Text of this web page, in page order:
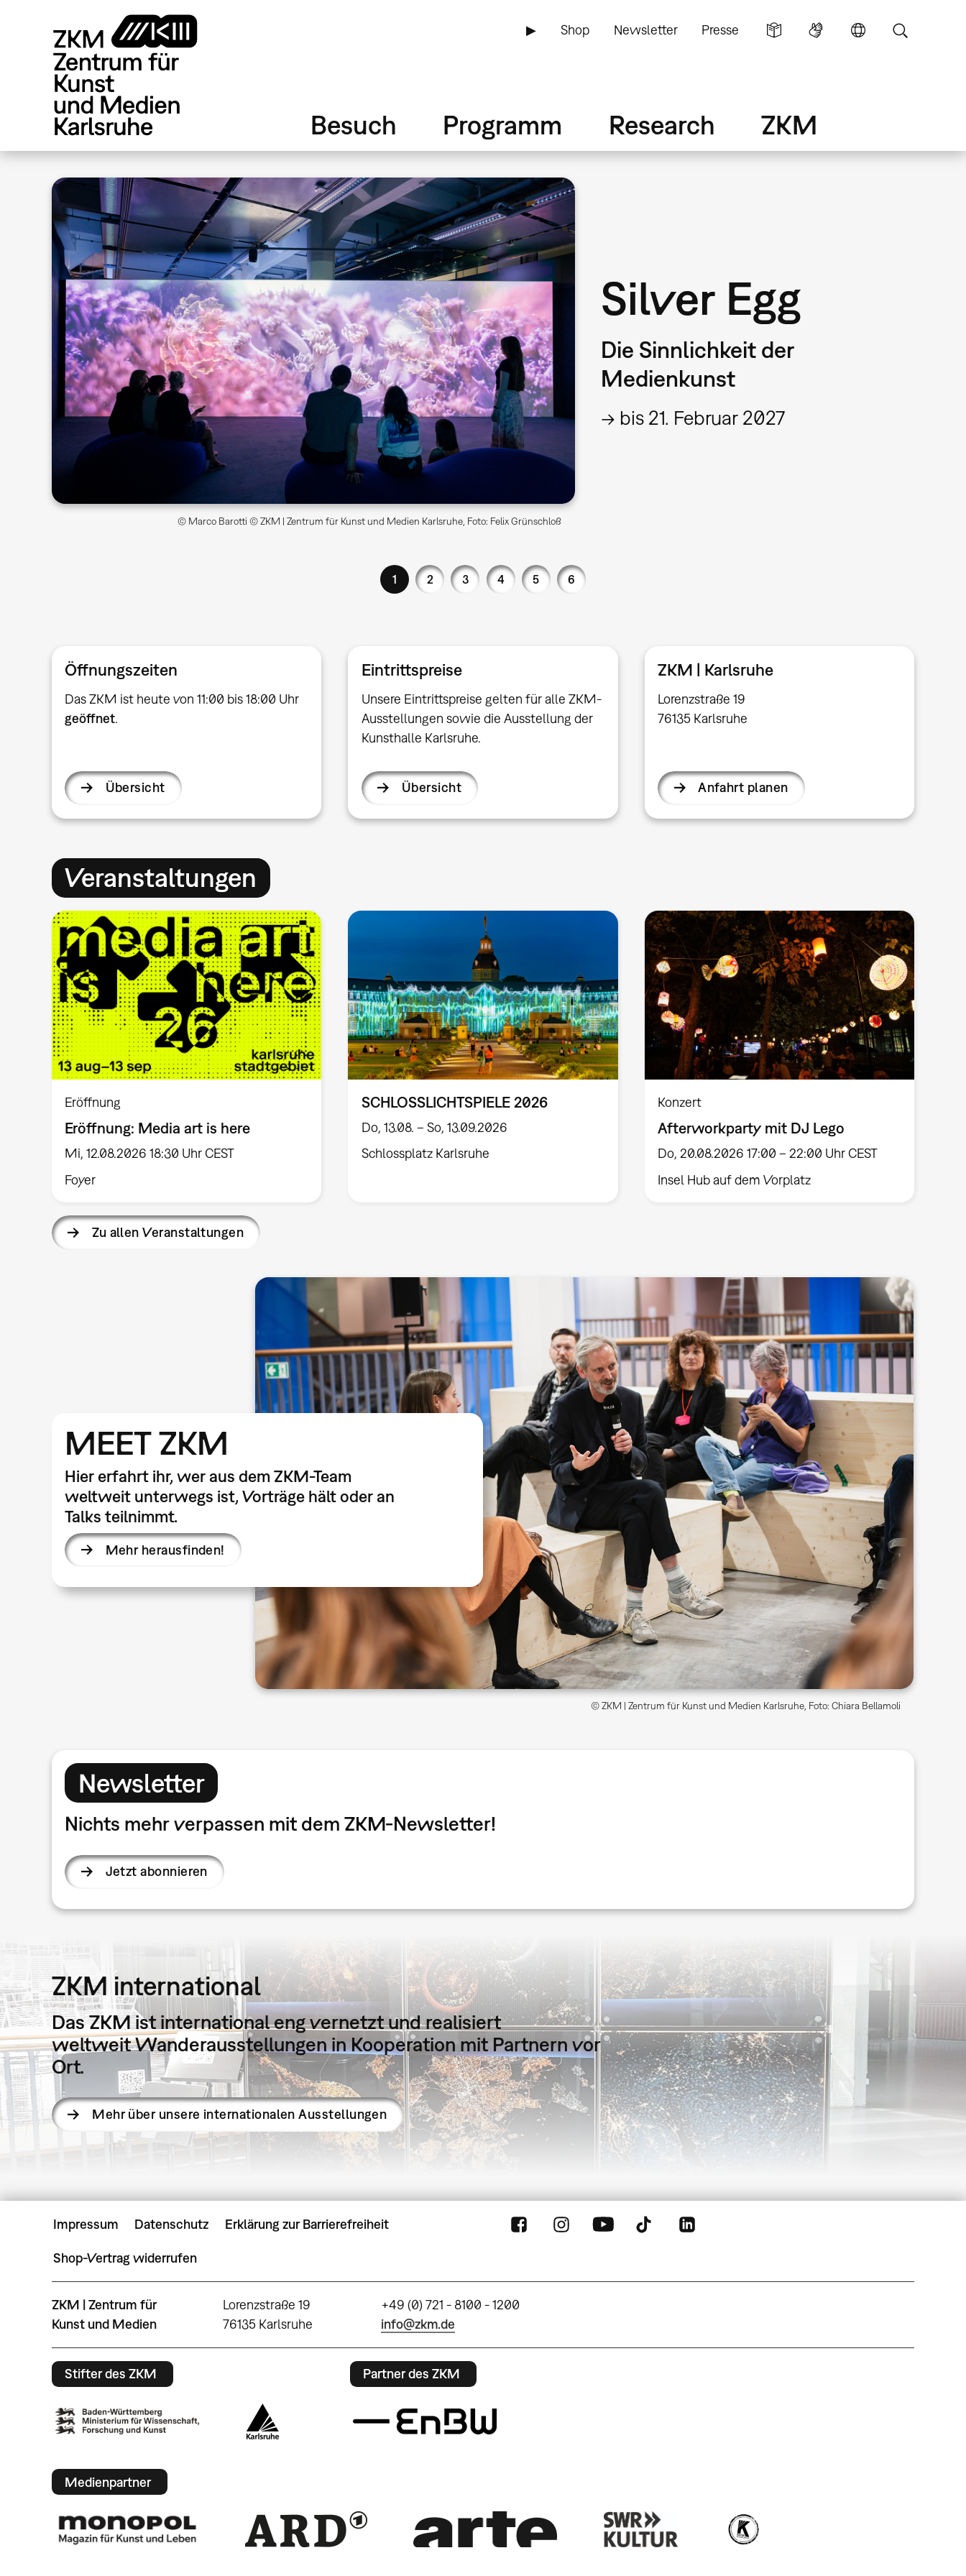
▶ Shop Newsletter Presse
Besuch Programm Research ZKM
© Marco Barotti © ZKM | Zentrum für Kunst und Medien Karlsruhe, Foto: Felix Grünschloß
Silver Egg
Die Sinnlichkeit der
Medienkunst
→ bis 21. Februar 2027
1 2 3 4 5 6
Öffnungszeiten
Das ZKM ist heute von 11:00 bis 18:00 Uhr
geöffnet.
Übersicht
Eintrittspreise
Unsere Eintrittspreise gelten für alle ZKM-
Ausstellungen sowie die Ausstellung der
Kunsthalle Karlsruhe.
Übersicht
ZKM | Karlsruhe
Lorenzstraße 19
76135 Karlsruhe
Anfahrt planen
Veranstaltungen
Eröffnung
Eröffnung: Media art is here
Mi, 12.08.2026 18:30 Uhr CEST
Foyer
SCHLOSSLICHTSPIELE 2026
Do, 13.08. – So, 13.09.2026
Schlossplatz Karlsruhe
Konzert
Afterworkparty mit DJ Lego
Do, 20.08.2026 17:00 – 22:00 Uhr CEST
Insel Hub auf dem Vorplatz
Zu allen Veranstaltungen
MEET ZKM
Hier erfahrt ihr, wer aus dem ZKM-Team
weltweit unterwegs ist, Vorträge hält oder an
Talks teilnimmt.
Mehr herausfinden!
© ZKM | Zentrum für Kunst und Medien Karlsruhe, Foto: Chiara Bellamoli
Newsletter
Nichts mehr verpassen mit dem ZKM-Newsletter!
Jetzt abonnieren
ZKM international
Das ZKM ist international eng vernetzt und realisiert
weltweit Wanderausstellungen in Kooperation mit Partnern vor
Ort.
Mehr über unsere internationalen Ausstellungen
Impressum Datenschutz Erklärung zur Barrierefreiheit
Shop-Vertrag widerrufen
ZKM | Zentrum für
Kunst und Medien
Lorenzstraße 19
76135 Karlsruhe
+49 (0) 721 - 8100 - 1200
info@zkm.de
Stifter des ZKM Partner des ZKM
Medienpartner